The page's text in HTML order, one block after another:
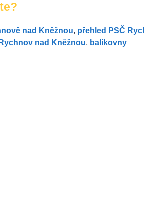
nad Kněžnou, přehled PSČ
nad Kněžnou, balíkovny